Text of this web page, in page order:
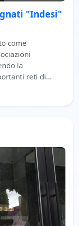
"Indesi"
come
la
reti di…